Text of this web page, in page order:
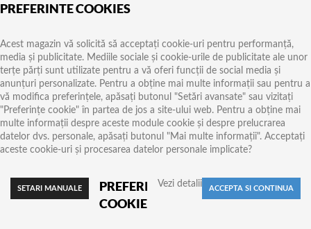
PREFERINTE COOKIES
Acest magazin vă solicită să acceptați cookie-uri pentru performanță,
media și publicitate. Mediile sociale și cookie-urile de publicitate ale unor
terțe părți sunt utilizate pentru a vă oferi funcții de social media și
anunțuri personalizate. Pentru a obține mai multe informații sau pentru a
vă modifica preferințele, apăsați butonul "Setări avansate" sau vizitați
"Preferințe cookie" în partea de jos a site-ului web. Pentru a obține mai
multe informații despre aceste module cookie și despre prelucrarea
datelor dvs. personale, apăsați butonul "Mai multe informații". Acceptați
aceste cookie-uri și procesarea datelor personale implicate?
Vezi detalii
PREFERINTE
COOKIES